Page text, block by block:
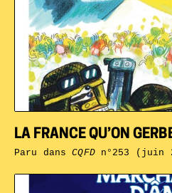
LA FRANCE QU’ON
Paru dansCQFDn°253 (juin